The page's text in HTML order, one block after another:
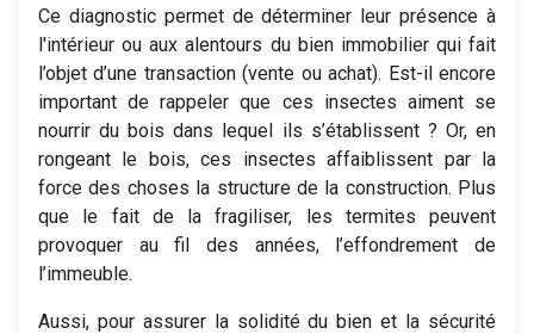
Ce diagnostic permet de déterminer leur présence à
l'intérieur ou aux alentours du bien immobilier qui fait
l’objet d’une transaction (vente ou achat). Est-il encore
important de rappeler que ces insectes aiment se
nourrir du bois dans lequel ils s’établissent ? Or, en
rongeant le bois, ces insectes affaiblissent par la
force des choses la structure de la construction. Plus
que le fait de la fragiliser, les termites peuvent
provoquer au fil des années, l’effondrement de
l’immeuble.
Aussi, pour assurer la solidité du bien et la sécurité